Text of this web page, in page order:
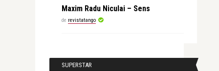
Maxim Radu Niculai – Sens
de revistatango
SUPERSTAR